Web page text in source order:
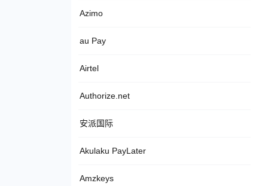
Azimo
au Pay
Airtel
Authorize.net
安派国际
Akulaku PayLater
Amzkeys